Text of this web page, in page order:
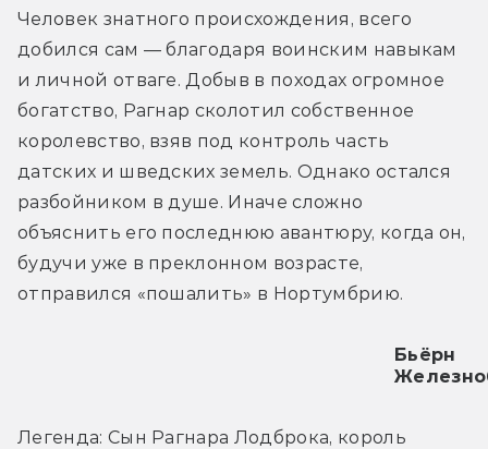
Человек знатного происхождения, всего
добился сам — благодаря воинским навыкам
и личной отваге. Добыв в походах огромное
богатство, Рагнар сколотил собственное
королевство, взяв под контроль часть
датских и шведских земель. Однако остался
разбойником в душе. Иначе сложно
объяснить его последнюю авантюру, когда он,
будучи уже в преклонном возрасте,
отправился «пошалить» в Нортумбрию.
Бьёрн
Легенда: Сын Рагнара Лодброка, король